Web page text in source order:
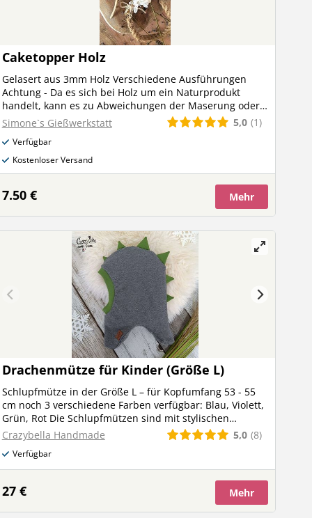
Caketopper Holz
Gelasert aus 3mm Holz Verschiedene Ausführungen
Achtung - Da es sich bei Holz um ein Naturprodukt
handelt, kann es zu Abweichungen der Maserung oder
Farbe kommen. Ebenfalls kann es bei der Gravur zu
Farbunterschieden kommen. Dies stellt keinen
Reklamationsgrund dar Die Caketopper insbesondere
jene mit filigranen Einzelbuchstaben sind zerbrechlich
bitte achtsam damit umgehen
Simone`s Gießwerkstatt 5,0 (1)
Verfügbar
Kostenloser Versand
7.50 € Mehr
Drachenmütze für Kinder (Größe L)
Schlupfmütze in der Größe L – für Kopfumfang 53 - 55
cm noch 3 verschiedene Farben verfügbar: Blau, Violett,
Grün, Rot Die Schlupfmützen sind mit stylischen
Drachen-Zacken ausgestattet und ein echter Hingucker!
Die sogenannten Drachenmützen sind super praktisch
und die Kids können sie ganz easy am Morgen selbst
anziehen! Dank dem kuschelweichen Alpenfleece halten
sie angenehm warm und das Bündchen ums Gesicht
sorgt dafür, dass auch die Ohren und der Hals gut vom
Wind geschützt sind.
Crazybella Handmade 5,0 (8)
Verfügbar
27 € Mehr